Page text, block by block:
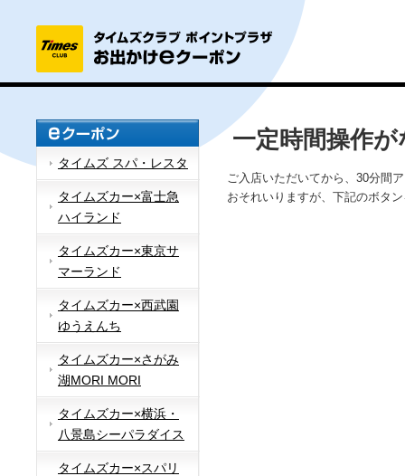
タイムズ スパ・レスタ
タイムズカー×富士急
ハイランド
タイムズカー×東京サ
マーランド
タイムズカー×西武園
ゆうえんち
タイムズカー×さがみ
湖MORI MORI
タイムズカー×横浜・
八景島シーパラダイス
タイムズカー×スパリ
一定時間操作
ご入店いただいてから、30分間
おそれいりますが、下記のボタ